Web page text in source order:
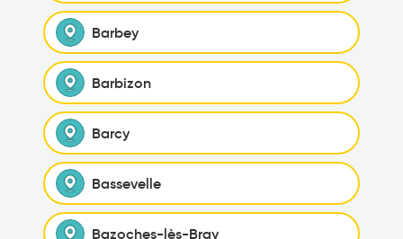
Barbey
Barbizon
Barcy
Bassevelle
Bazoches-lès-Bray